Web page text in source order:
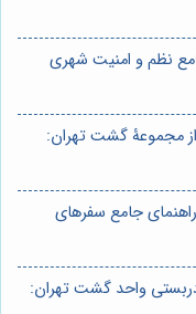
نظم و امنیت شهری
مجموعۀ گشت تهران:
جامع سفرهای
واحد گشت تهران: